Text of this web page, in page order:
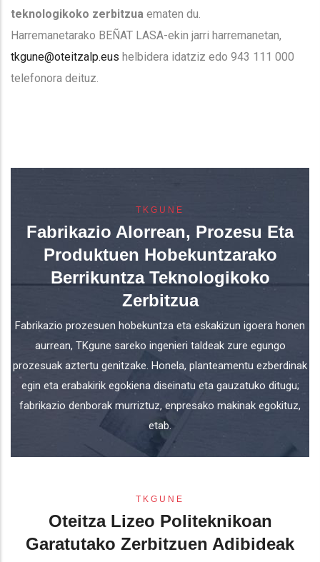
teknologikoko zerbitzua ematen du.
Harremanetarako BEÑAT LASA-ekin jarri harremanetan,
tkgune@oteitzalp.eus helbidera idatziz edo 943 111 000
telefonora deituz.
TKGUNE
Fabrikazio Alorrean, Prozesu Eta
Produktuen Hobekuntzarako
Berrikuntza Teknologikoko
Zerbitzua
Fabrikazio prozesuen hobekuntza eta eskakizun igoera honen
aurrean, TKgune sareko ingenieri taldeak zure egungo
prozesuak aztertu genitzake. Honela, planteamentu ezberdinak
egin eta erabakirik egokiena diseinatu eta gauzatuko ditugu;
fabrikazio denborak murriztuz, enpresako makinak egokituz,
etab.
TKGUNE
Oteitza Lizeo Politeknikoan
Garatutako Zerbitzuen Adibideak